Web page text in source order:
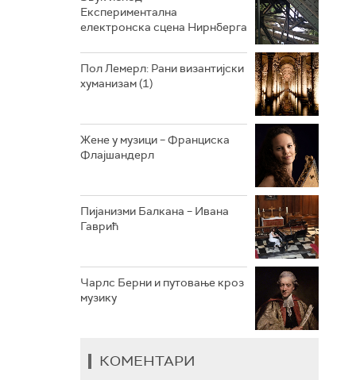
РАДИО ВРТЕШКА
РАДИО ЏЕЗЕР
Експериментална
електронска сцена Нирнберга
Пол Лемерл: Рани византијски
хуманизам (1)
Жене у музици – Франциска
Флајшандерл
Пијанизми Балкана – Ивана
Гаврић
Чарлс Берни и путовање кроз
музику
КОМЕНТАРИ